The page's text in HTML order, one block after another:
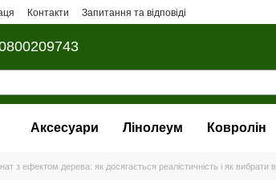
Контакти Запитання та відповіді
Аксесуари Лінолеум Ковролін
з ефектом дерева: як досягається реалістичність і як вибрати